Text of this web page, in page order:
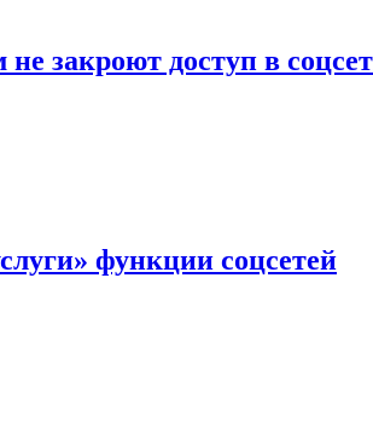
закроют доступ в
функции соцсетей